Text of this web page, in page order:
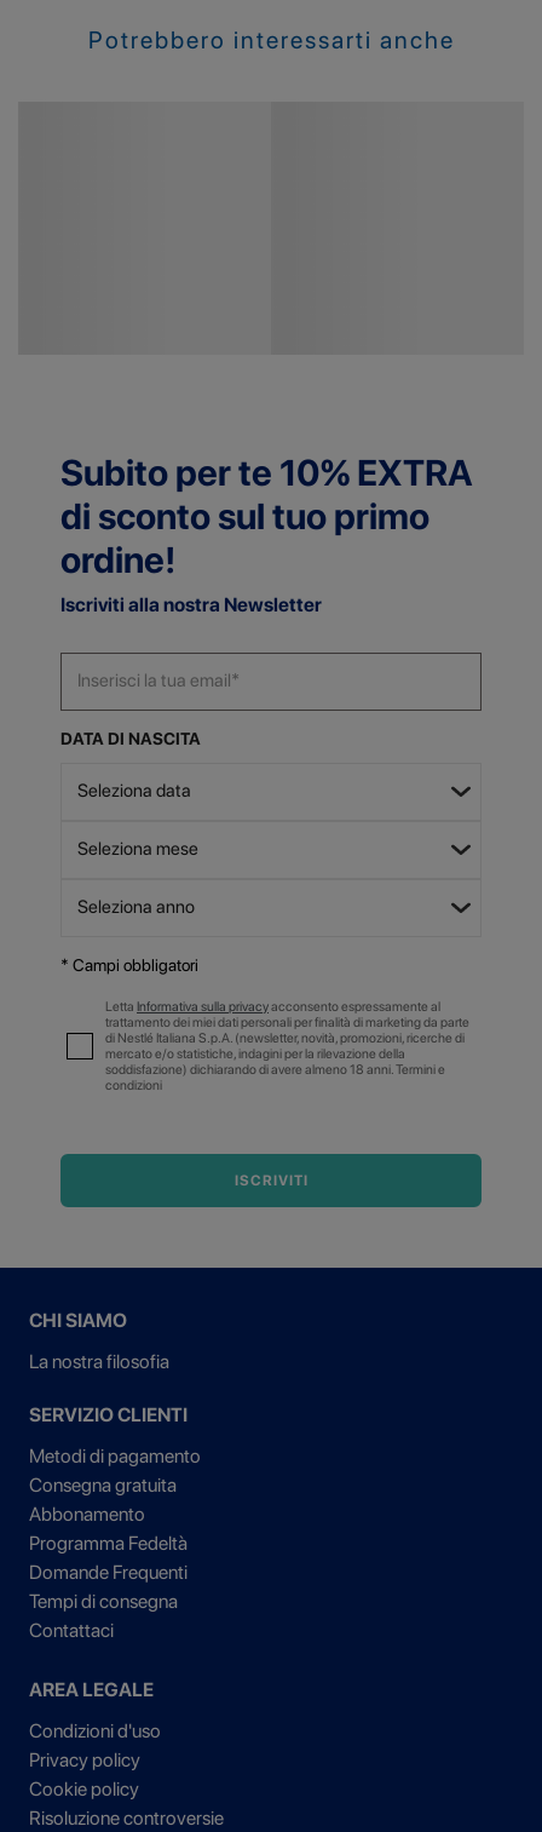
Potrebbero interessarti anche
Subito per te 10% EXTRA
di sconto sul tuo primo
ordine!
Iscriviti alla nostra Newsletter
DATA DI NASCITA
* Campi obbligatori
Letta Informativa sulla privacyacconsento espressamente al
trattamento dei miei dati personali per finalità di marketing da parte
di Nestlé Italiana S.p.A. (newsletter, novità, promozioni, ricerche di
mercato e/o statistiche, indagini per la rilevazione della
soddisfazione) dichiarando di avere almeno 18 anni. Termini e
condizioni
ISCRIVITI
CHI SIAMO
La nostra filosofia
SERVIZIO CLIENTI
Metodi di pagamento
Consegna gratuita
Abbonamento
Programma Fedeltà
Domande Frequenti
Tempi di consegna
Contattaci
AREA LEGALE
Condizioni d'uso
Privacy policy
Cookie policy
Risoluzione controversie